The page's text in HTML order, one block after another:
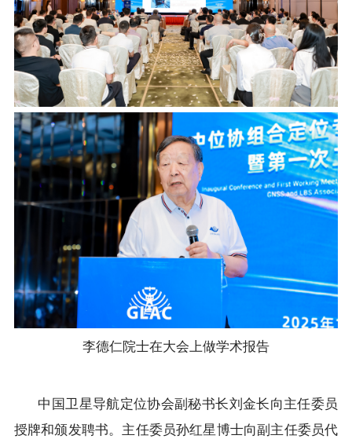
李德仁院士在大会上做学术报告
中国卫星导航定位协会副秘书长刘金长向主任委员
授牌和颁发聘书。主任委员孙红星博士向副主任委员代